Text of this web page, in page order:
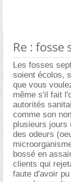
Re :
Les fosses
soient écolos,
que vous
même s'il fait
autorités
comme son
plusieurs jours
des odeurs
bossé en
clients qui
faute d'avoir